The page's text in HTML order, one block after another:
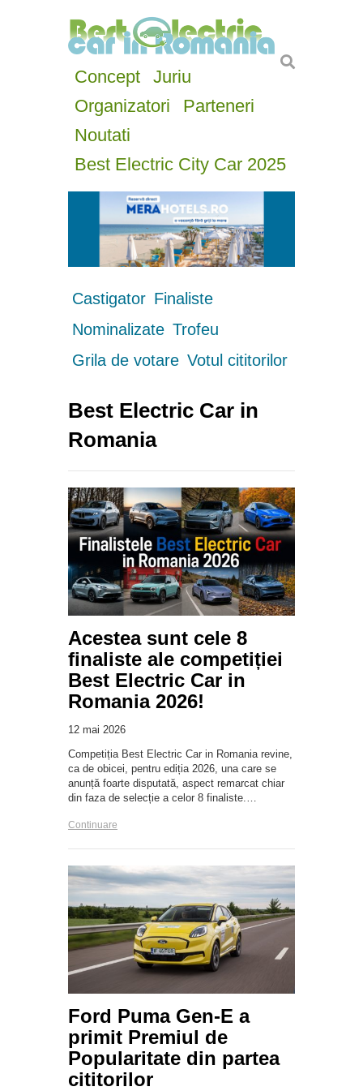
Concept
Juriu
Organizatori
Parteneri
Noutati
Best Electric City Car 2025
Castigator Finaliste
Nominalizate Trofeu
Grila de votare Votul cititorilor
Best Electric Car in
Romania
Acestea sunt cele 8
finaliste ale competiției
Best Electric Car in
Romania 2026!
12 mai 2026
Competiția Best Electric Car in Romania revine,
ca de obicei, pentru ediția 2026, una care se
anunță foarte disputată, aspect remarcat chiar
din faza de selecție a celor 8 finaliste.…
Continuare
Ford Puma Gen-E a
primit Premiul de
Popularitate din partea
cititorilor